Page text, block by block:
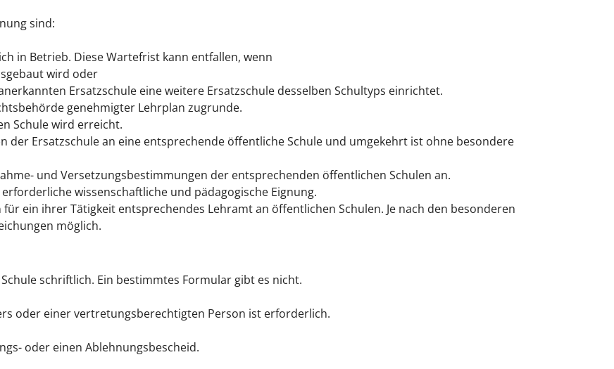
sind:
in Betrieb. Diese Wartefrist kann entfallen, wenn
wird oder
Ersatzschule eine weitere Ersatzschule desselben Schultyps einrichtet.
genehmigter Lehrplan zugrunde.
Schule wird erreicht.
der Ersatzschule an eine entsprechende öffentliche Schule und umgekehrt ist ohne besondere
und Versetzungsbestimmungen der entsprechenden öffentlichen Schulen an.
wissenschaftliche und pädagogische Eignung.
ein ihrer Tätigkeit entsprechendes Lehramt an öffentlichen Schulen. Je nach den besonderen
möglich.
schriftlich. Ein bestimmtes Formular gibt es nicht.
oder einer vertretungsberechtigten Person ist erforderlich.
oder einen Ablehnungsbescheid.